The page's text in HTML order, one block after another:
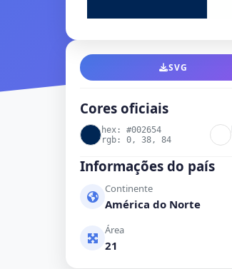
SVG
Cores oficiais
hex: #002654
rgb: 0, 38, 84
Informações do país
Continente
América do Norte
Área
21